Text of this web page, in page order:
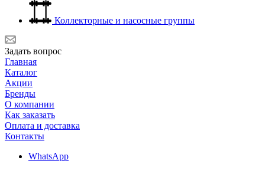
Коллекторные и насосные группы
Задать вопрос
Главная
Каталог
Акции
Бренды
О компании
Как заказать
Оплата и доставка
Контакты
WhatsApp